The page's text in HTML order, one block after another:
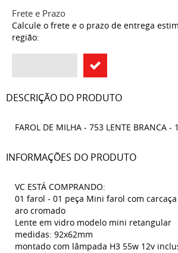
Frete e Prazo
Calcule o frete e o prazo de entrega
região:
DESCRIÇÃO DO PRODUTO
FAROL DE MILHA - 753 LENTE BRANCA -
INFORMAÇÕES DO PRODUTO
VC ESTÁ COMPRANDO:
01 farol - 01 peça Mini farol com
aro cromado
Lente em vidro modelo mini retangular
medidas: 92x62mm
montado com lâmpada H3 55w 12v